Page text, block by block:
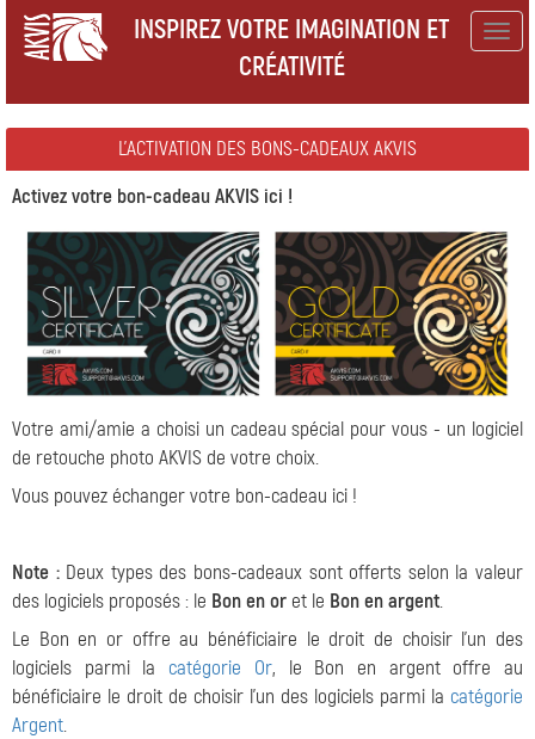
INSPIREZ VOTRE IMAGINATION ET
CRÉATIVITÉ
L'ACTIVATION DES BONS-CADEAUX AKVIS
Activez votre bon-cadeau AKVIS ici !
Votre ami/amie a choisi un cadeau spécial pour vous - un logiciel
de retouche photo AKVIS de votre choix.
Vous pouvez échanger votre bon-cadeau ici !
Note :Deux types des bons-cadeaux sont offerts selon la valeur
des logiciels proposés : le Bon en or et le Bon en argent.
Le Bon en or offre au bénéficiaire le droit de choisir l'un des
logiciels parmi la catégorie Or, le Bon en argent offre au
bénéficiaire le droit de choisir l'un des logiciels parmi la catégorie
Argent.